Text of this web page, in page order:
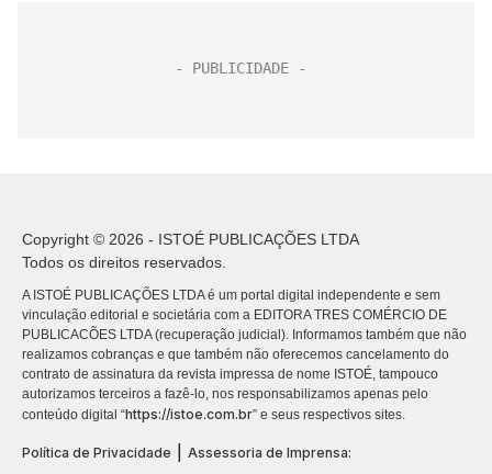
Copyright © 2026 - ISTOÉ PUBLICAÇÕES LTDA
Todos os direitos reservados.
A ISTOÉ PUBLICAÇÕES LTDA é um portal digital independente e sem
vinculação editorial e societária com a EDITORA TRES COMÉRCIO DE
PUBLICACÕES LTDA (recuperação judicial). Informamos também que não
realizamos cobranças e que também não oferecemos cancelamento do
contrato de assinatura da revista impressa de nome ISTOÉ, tampouco
autorizamos terceiros a fazê-lo, nos responsabilizamos apenas pelo
conteúdo digital “https://istoe.com.br” e seus respectivos sites.
Política de Privacidade Assessoria de Imprensa: